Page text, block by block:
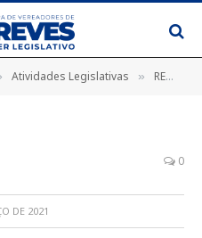
Atividades Legislativas » REQUERIMENTOS 2021
0
DE 2021